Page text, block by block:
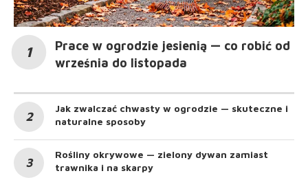
Prace w ogrodzie jesienią — co robić od
września do listopada
Jak zwalczać chwasty w ogrodzie — skuteczne i
naturalne sposoby
Rośliny okrywowe — zielony dywan zamiast
trawnika i na skarpy